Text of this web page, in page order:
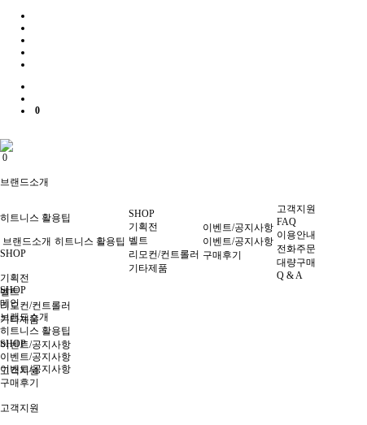
0
0
브랜드소개
히트니스 활용팁
SHOP
기획전
벨트
리모컨/컨트롤러
기타제품
이벤트/공지사항
이벤트/공지사항
구매후기
고객지원
브랜드소개 히트니스 활용팁
SHOP
기획전
벨트
리모컨/컨트롤러
기타제품
이벤트/공지사항
이벤트/공지사항
구매후기
고객지원
FAQ
이용안내
전화주문
대량구매
Q & A
SHOP
메인
브랜드소개
히트니스 활용팁
SHOP
이벤트/공지사항
고객지원